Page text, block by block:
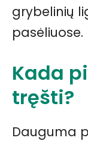
grybelinių
pasėliuose.
Kada
tręšti?
Dauguma